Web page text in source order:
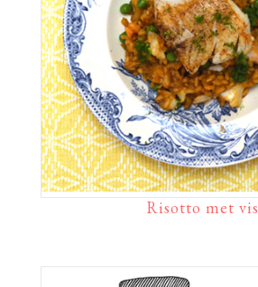
Risotto met vis